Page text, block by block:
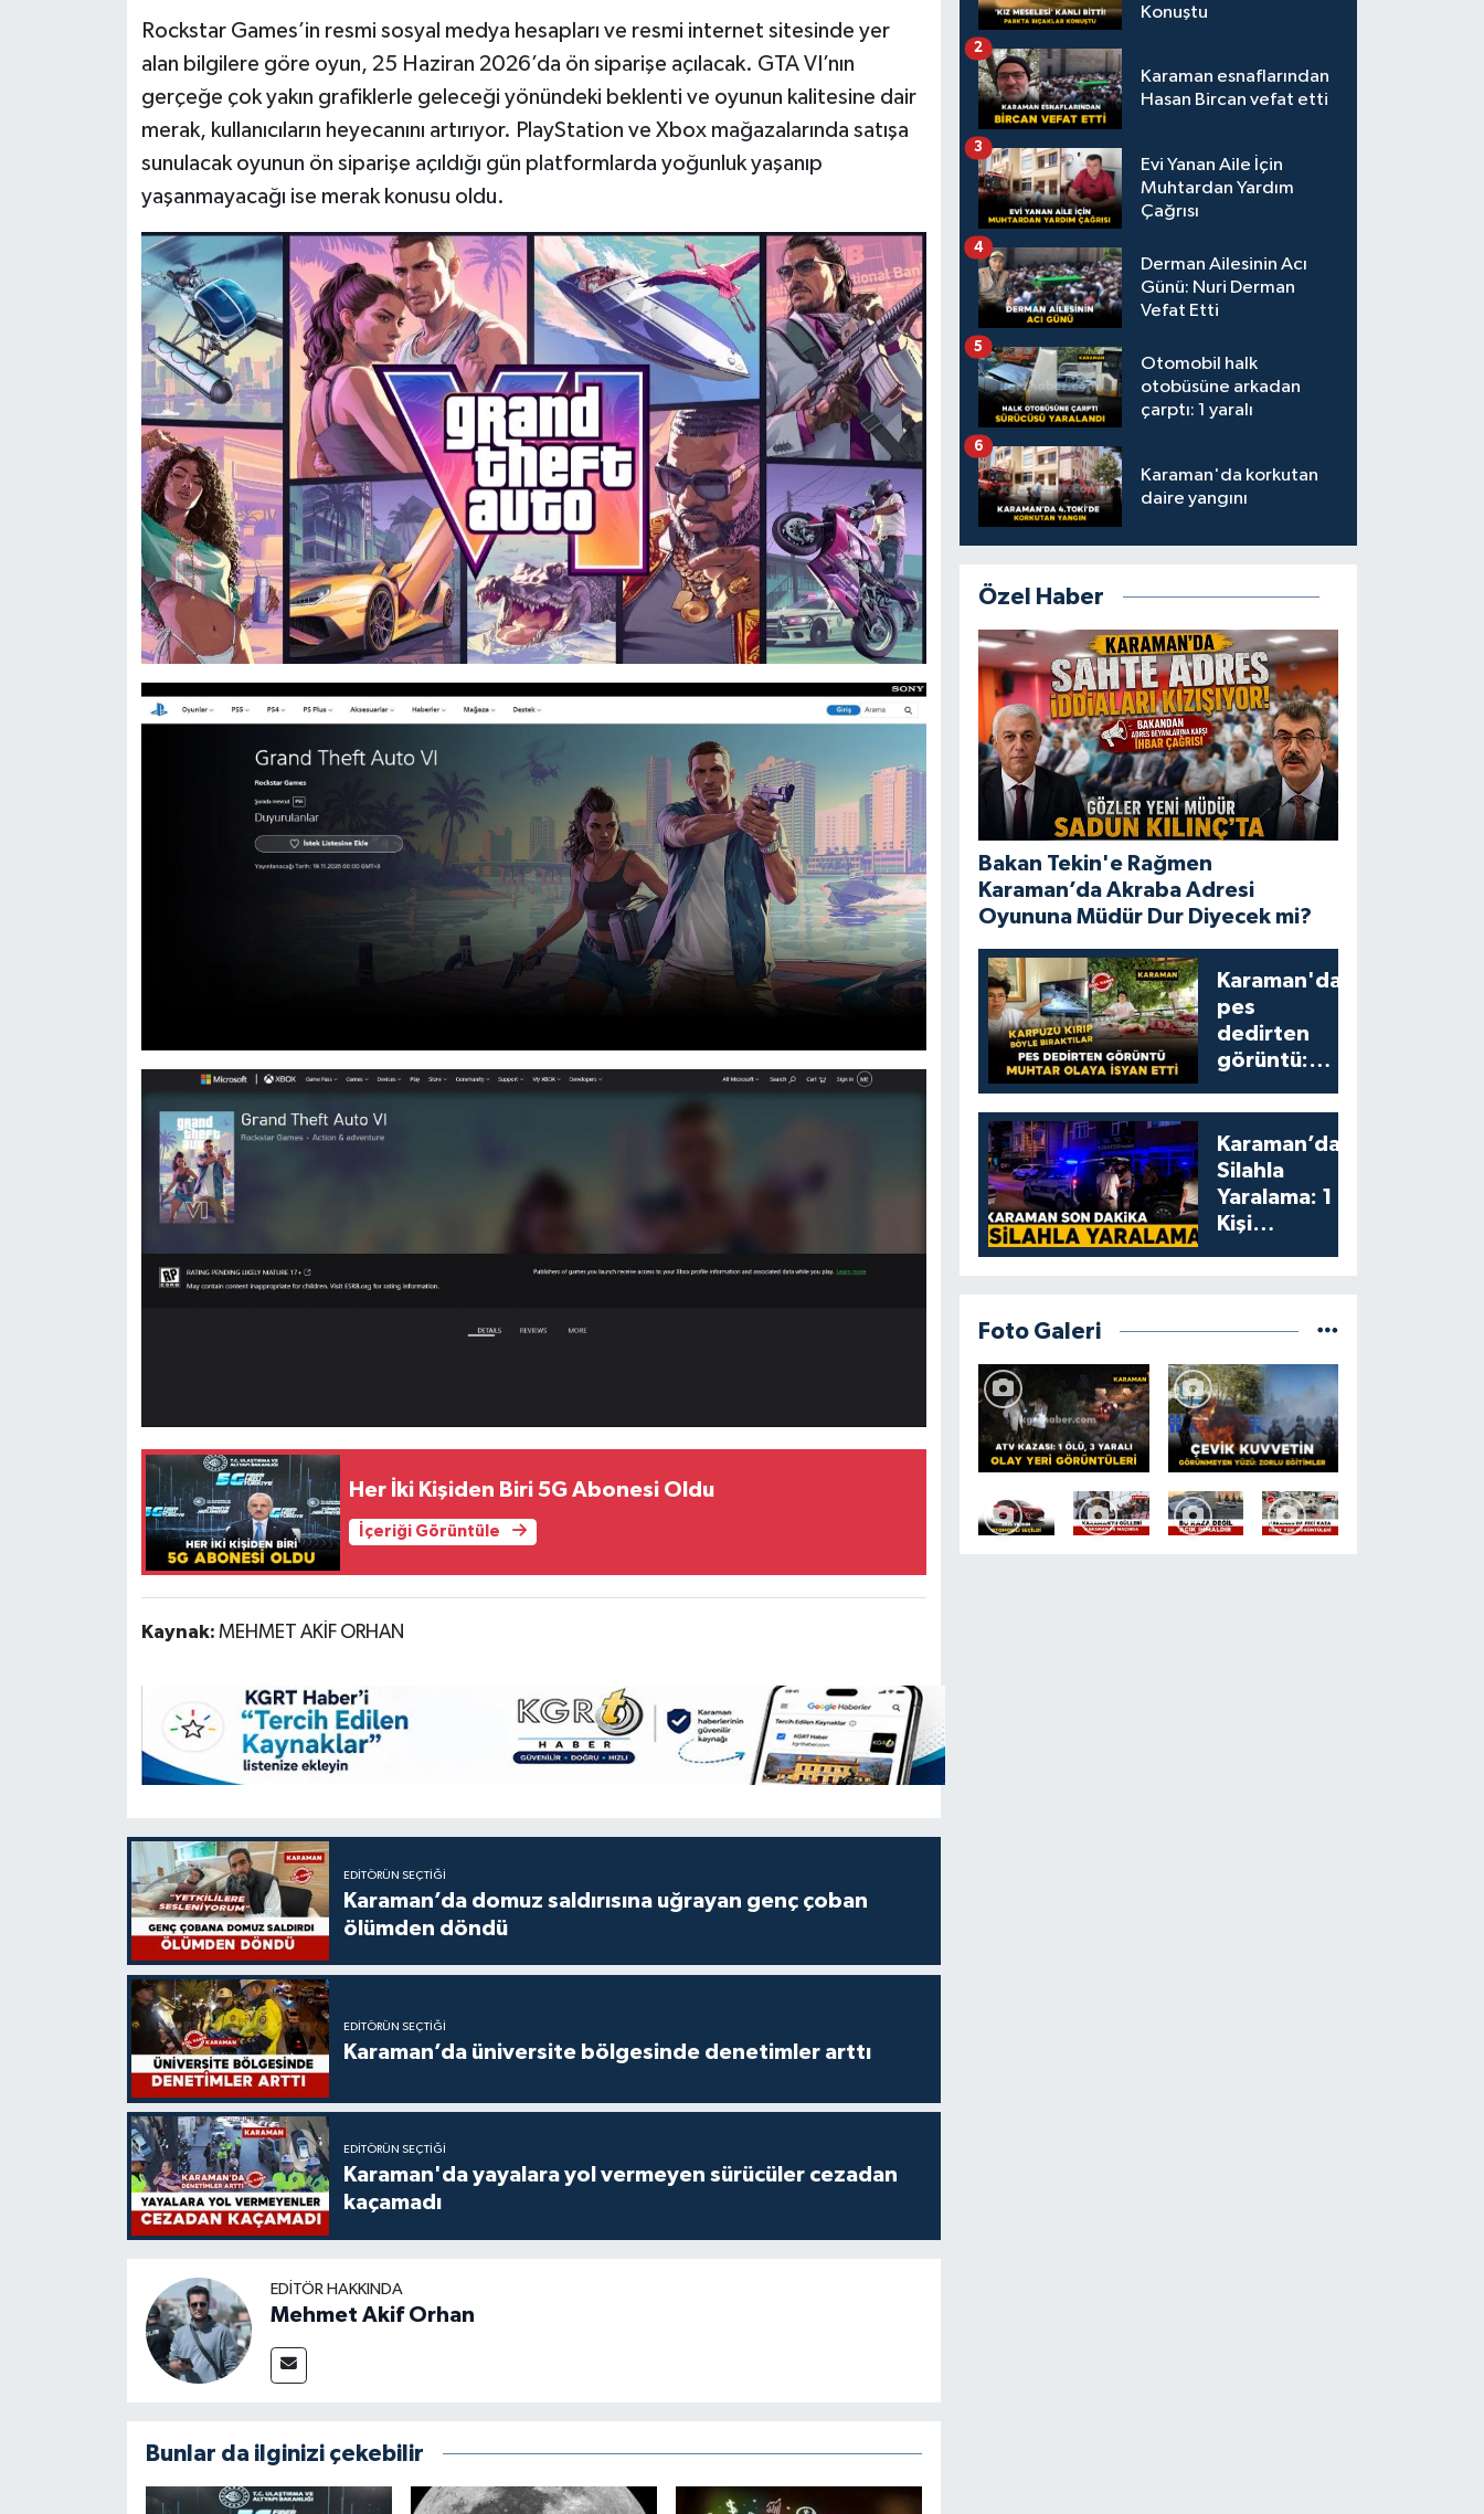
Rockstar Games’in resmi sosyal medya hesapları ve resmi internet sitesinde yer
alan bilgilere göre oyun, 25 Haziran 2026’da ön siparişe açılacak. GTA VI’nın
gerçeğe çok yakın grafiklerle geleceği yönündeki beklenti ve oyunun kalitesine dair
merak, kullanıcıların heyecanını artırıyor. PlayStation ve Xbox mağazalarında satışa
sunulacak oyunun ön siparişe açıldığı gün platformlarda yoğunluk yaşanıp
yaşanmayacağı ise merak konusu oldu.
Her İki Kişiden Biri 5G Abonesi Oldu
İçeriği Görüntüle
Kaynak: MEHMET AKİF ORHAN
EDITÖRÜN SEÇTIĞI
Karaman’da domuz saldırısına uğrayan genç çoban
ölümden döndü
EDITÖRÜN SEÇTIĞI
Karaman’da üniversite bölgesinde denetimler arttı
EDITÖRÜN SEÇTIĞI
Karaman'da yayalara yol vermeyen sürücüler cezadan
kaçamadı
EDITÖR HAKKINDA
Mehmet Akif Orhan
Bunlar da ilginizi çekebilir
Konuştu
Karaman esnaflarından
Hasan Bircan vefat etti
2
Evi Yanan Aile İçin
Muhtardan Yardım
Çağrısı
3
Derman Ailesinin Acı
Günü: Nuri Derman
Vefat Etti
4
Otomobil halk
otobüsüne arkadan
çarptı: 1 yaralı
5
Karaman'da korkutan
daire yangını
6
Özel Haber
Bakan Tekin'e Rağmen
Karaman’da Akraba Adresi
Oyununa Müdür Dur Diyecek mi?
Karaman'da
pes
dedirten
görüntü:
yumruklayıp
yediler,
artıklarını
kamelyada
bıraktılar
Karaman’da
Silahla
Yaralama: 1
Kişi
Foto Galeri